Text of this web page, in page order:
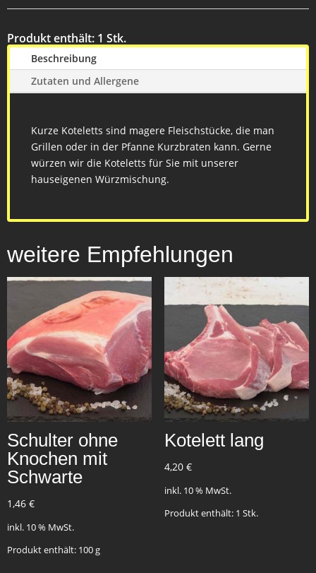
Produkt enthält: 1 Stk.
Beschreibung
Zutaten und Allergene
Kurze Koteletts sind magere Fleischstücke, die man
Grillen oder in der Pfanne Kurzbraten kann. Gerne
würzen wir die Koteletts für Sie mit unserer
hauseigenen Würzmischung.
weitere Empfehlungen
Schulter ohne
Knochen mit
Schwarte
1,46 €
inkl. 10 % MwSt.
Produkt enthält: 100g
Kotelett lang
4,20 €
inkl. 10 % MwSt.
Produkt enthält: 1 Stk.